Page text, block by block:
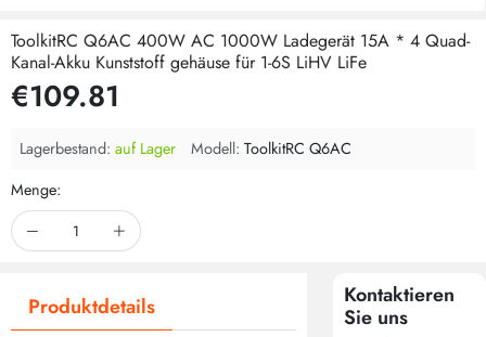
ToolkitRC Q6AC 400W AC 1000W Ladegerät 15A * 4 Quad-
Kanal-Akku Kunststoff gehäuse für 1-6S LiHV LiFe
€109.81
Lagerbestand: auf Lager Modell: ToolkitRC Q6AC
Menge:
Produktdetails
Kontaktieren
Sie uns